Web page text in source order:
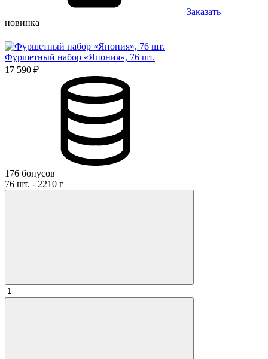
Заказать
новинка
Фуршетный набор «Япония», 76 шт.
17 590 ₽
176 бонусов
76 шт. - 2210 г